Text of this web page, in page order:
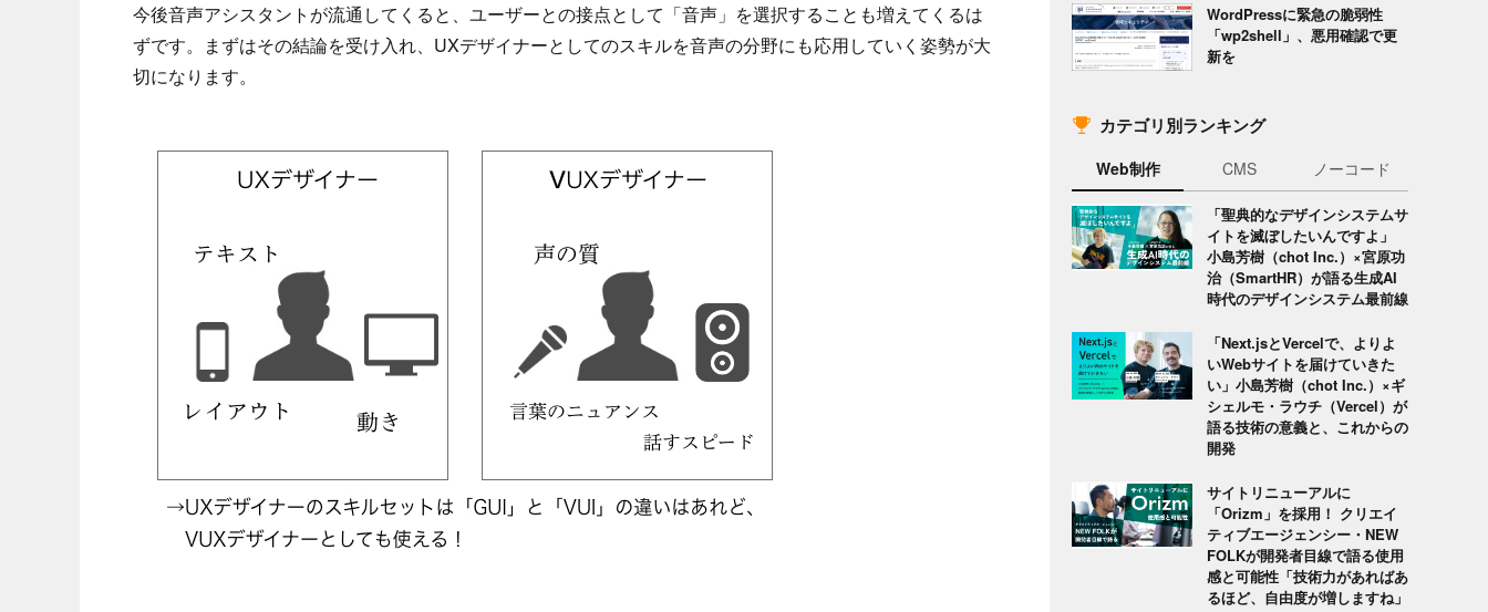
今後音声アシスタントが流通してくると、ユーザーとの接点として「音声」を選択することも増えてくるは
ずです。まずはその結論を受け入れ、UXデザイナーとしてのスキルを音声の分野にも応用していく姿勢が大
切になります。
WordPressに緊急の脆弱性
「wp2shell」、悪用確認で更
新を
カテゴリ別ランキング
Web制作 CMS ノーコード
「聖典的なデザインシステムサ
イトを滅ぼしたいんですよ」
小島芳樹（chot Inc.）×宮原功
治（SmartHR）が語る生成AI
時代のデザインシステム最前線
「Next.jsとVercelで、よりよ
いWebサイトを届けていきた
い」小島芳樹（chot Inc.）×ギ
シェルモ・ラウチ（Vercel）が
語る技術の意義と、これからの
開発
サイトリニューアルに
「Orizm」を採用！ クリエイ
ティブエージェンシー・NEW
FOLKが開発者目線で語る使用
感と可能性「技術力があればあ
るほど、自由度が増しますね」